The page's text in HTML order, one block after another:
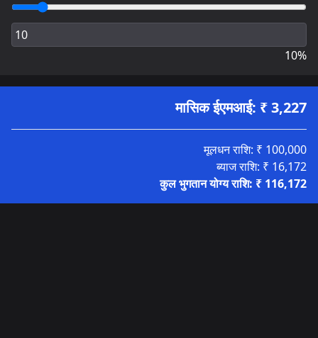
10%
मासिक ईएमआई: ₹3,227
मूलधन राशि: ₹ 100,000
ब्याज राशि: ₹ 16,172
कुल भुगतान योग्य राशि: ₹ 116,172